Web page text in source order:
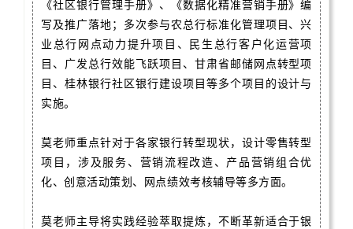
《社区银行管理手册》、《数据化精准营销手册》编
写及推广落地；多次参与农总行标准化管理项目、兴
业总行网点动力提升项目、民生总行客户化运营项
目、广发总行效能飞跃项目、甘肃省邮储网点转型项
目、桂林银行社区银行建设项目等多个项目的设计与
实施。
莫老师重点针对于各家银行转型现状，设计零售转型
项目，涉及服务、营销流程改造、产品营销组合优
化、创意活动策划、网点绩效考核辅导等多方面。
莫老师主导将实践经验萃取提炼，不断革新适合于银